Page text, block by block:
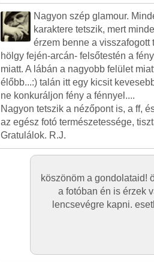
Nagyon szép glamour.
karaktere tetszik, mert
érzem benne a visszafogott
hölgy fején-arcán- felsőtestén a
miatt. A lábán a nagyobb felület
élőbb...:) talán itt egy kicsit
ne konkuráljon fény a fénnyel....
Nagyon tetszik a nézőpont is, a ff,
az egész fotó természetessége,
Gratulálok. R.J.
köszönöm a gondolataid!
a fotóban én is érzek
lencsevégre kapni.